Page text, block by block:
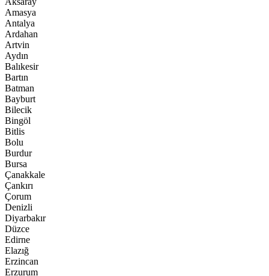
Amasya
Antalya
Ardahan
Artvin
Aydın
Balıkesir
Bartın
Batman
Bayburt
Bilecik
Bingöl
Bitlis
Bolu
Burdur
Bursa
Çanakkale
Çankırı
Çorum
Denizli
Diyarbakır
Düzce
Edirne
Elazığ
Erzincan
Erzurum